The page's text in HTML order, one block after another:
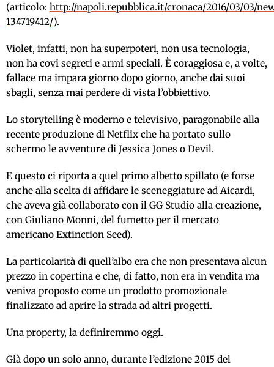
(articolo: http://napoli.repubblica.it/cronaca/2016/03/03/
134719412/).
Violet, infatti, non ha superpoteri, non usa tecnologia,
non ha covi segreti e armi speciali. È coraggiosa e, a volte,
fallace ma impara giorno dopo giorno, anche dai suoi
sbagli, senza mai perdere di vista l’obbiettivo.
Lo storytelling è moderno e televisivo, paragonabile alla
recente produzione di Netflix che ha portato sullo
schermo le avventure di Jessica Jones o Devil.
E questo ci riporta a quel primo albetto spillato (e forse
anche alla scelta di affidare le sceneggiature ad Aicardi,
che aveva già collaborato con il GG Studio alla creazione,
con Giuliano Monni, del fumetto per il mercato
americano Extinction Seed).
La particolarità di quell’albo era che non presentava alcun
prezzo in copertina e che, di fatto, non era in vendita ma
veniva proposto come un prodotto promozionale
finalizzato ad aprire la strada ad altri progetti.
Una property, la definiremmo oggi.
Già dopo un solo anno, durante l’edizione 2015 del